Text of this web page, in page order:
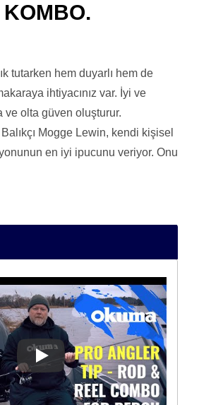
tutarken hem duyarlı hem de
ihtiyacınız var. İyi ve
ve olta güven oluşturur.
Mogge Lewin, kendi kişisel
en iyi ipucunu veriyor. Onu
PRO BALIKÇI İPUCU -